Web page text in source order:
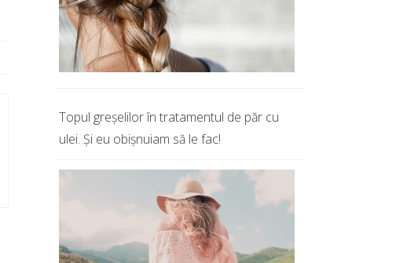
Topul greșelilor în tratamentul de păr cu
ulei. Și eu obișnuiam să le fac!